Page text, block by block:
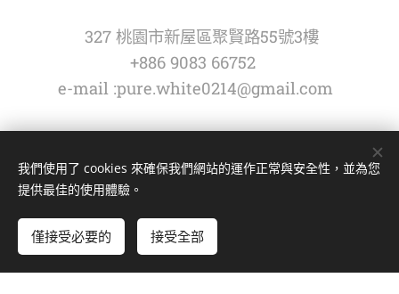
327 桃園市新屋區聚賢路55號3樓
+886 9083 66752
e-mail :pure.white0214@gmail.com
2017 綠芽飛飛有限公司 -All rights reserved .
版權所有，禁止擅自轉貼節錄
圖片 : 新屋海邊夕陽
由Webnode提供技術支援
免費建立您的網站！
我們使用了 cookies 來確保我們網站的運作正常與安全性，並為您
提供最佳的使用體驗。
僅接受必要的 接受全部